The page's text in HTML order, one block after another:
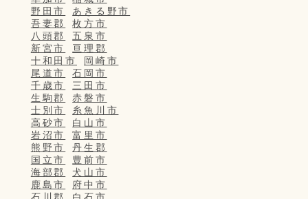
野田市
あきる野市
吾妻郡
枚方市
八頭郡
五泉市
新宮市
亘理郡
十和田市
岡崎市
尾道市
石岡市
千歳市
三田市
生駒郡
赤磐市
士別市
糸魚川市
高砂市
白山市
岩沼市
富里市
熊野市
丹生郡
国立市
豊前市
海部郡
犬山市
鹿島市
府中市